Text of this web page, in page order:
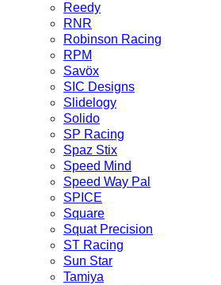
Reedy
RNR
Robinson Racing
RPM
Savöx
SIC Designs
Slidelogy
Solido
SP Racing
Spaz Stix
Speed Mind
Speed Way Pal
SPICE
Square
Squat Precision
ST Racing
Sun Star
Tamiya